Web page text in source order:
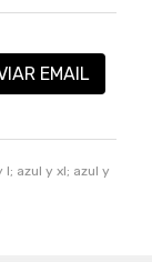
azul y xl; azul y
EMAIL